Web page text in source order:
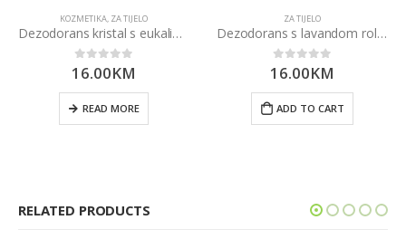
KOZMETIKA, ZA TIJELO
Dezodorans kristal s eukaliptusom roll on 50ml
0 out of 5
16.00KM
READ MORE
ZA TIJELO
Dezodorans s lavandom roll on 50ml
0 out of 5
16.00KM
ADD TO CART
RELATED PRODUCTS